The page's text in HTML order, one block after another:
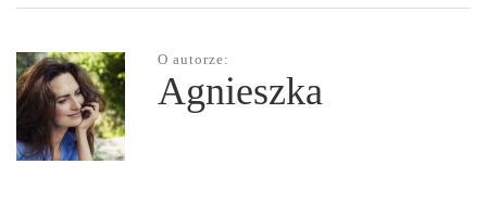
O autorze:
Agnieszka